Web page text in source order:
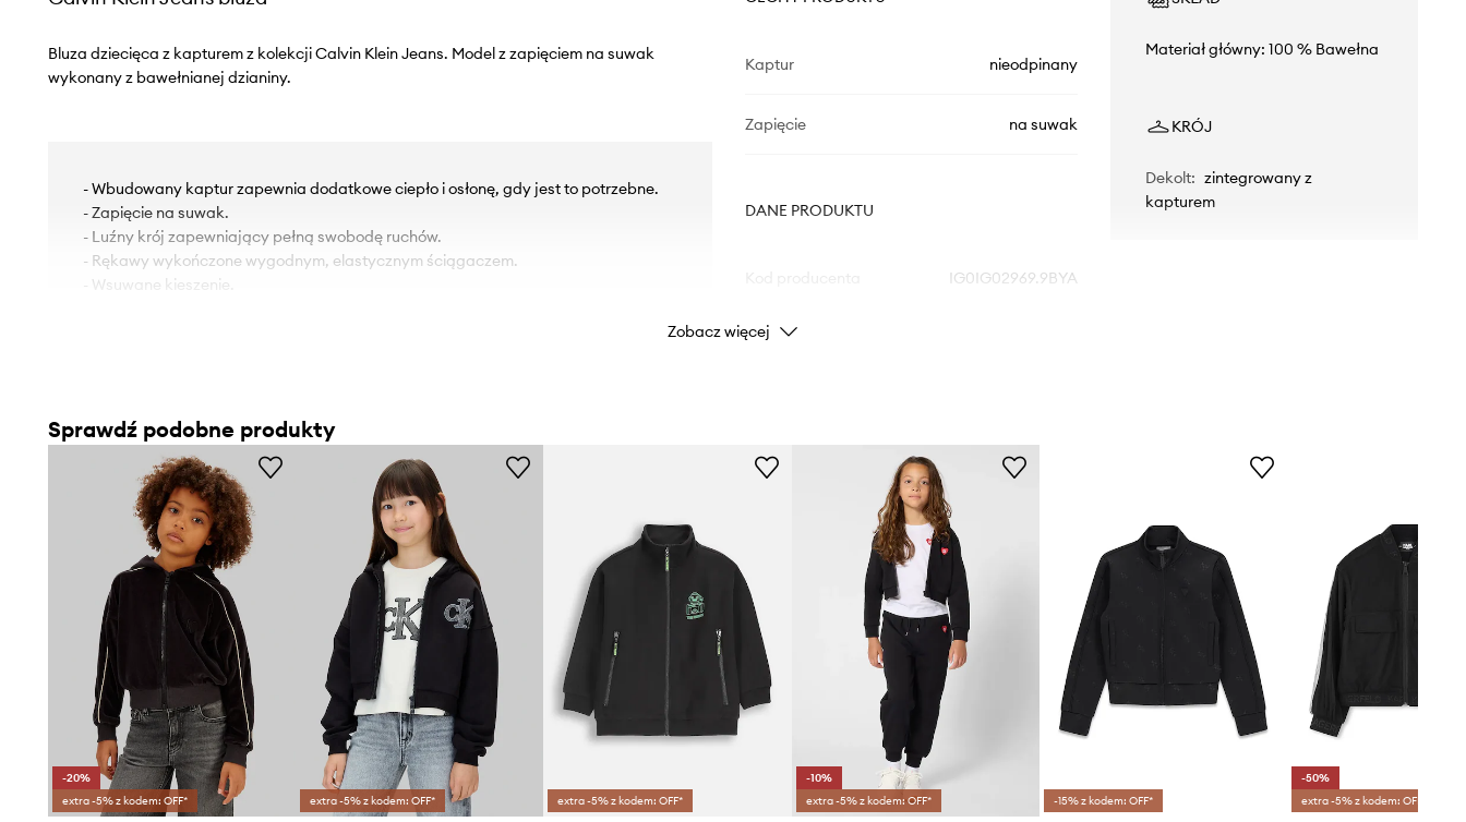
Bluza dziecięca z kapturem z kolekcji Calvin Klein Jeans. Model z zapięciem na suwak
wykonany z bawełnianej dzianiny.
- Wbudowany kaptur zapewnia dodatkowe ciepło i osłonę, gdy jest to potrzebne.
- Zapięcie na suwak.
- Luźny krój zapewniający pełną swobodę ruchów.
- Rękawy wykończone wygodnym, elastycznym ściągaczem.
- Wsuwane kieszenie.
Kaptur nieodpinany
Zapięcie na suwak
DANE PRODUKTU
IG0IG02969.9BYA
Kolor
Producent
Materiał główny: 100 % Bawełna
KRÓJ
Dekolt: zintegrowany z
kapturem
Zobacz więcej
Sprawdź podobne produkty
-20%
extra -5% z kodem: OFF*
extra -5% z kodem: OFF* extra -5% z kodem: OFF*
-10%
extra -5% z kodem: OFF*
-15% z kodem: OFF*
-50%
extra -5% z kodem: OFF*